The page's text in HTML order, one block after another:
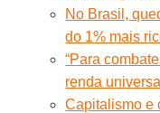
No Brasil,
do 1% mais
“Para
renda
Capitalismo e